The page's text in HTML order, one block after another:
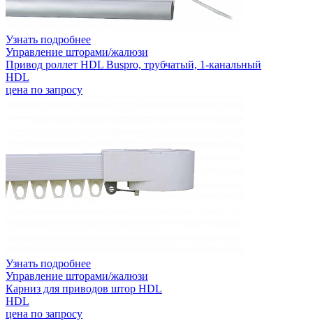
Узнать подробнее
Управление шторами/жалюзи
Привод роллет HDL Buspro, трубчатый, 1-канальный
HDL
цена по запросу
Узнать подробнее
Управление шторами/жалюзи
Карниз для приводов штор HDL
HDL
цена по запросу